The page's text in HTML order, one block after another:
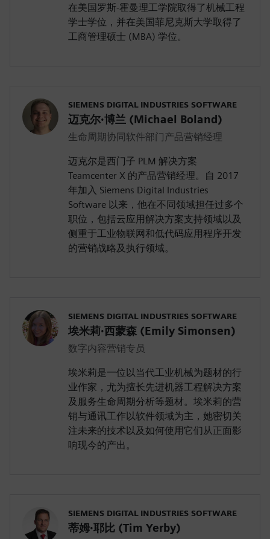
在美国罗斯-霍曼理工学院取得了机械工程
学士学位，并在美国菲尼克斯大学取得了
工商管理硕士 (MBA) 学位。
SIEMENS DIGITAL INDUSTRIES SOFTWARE
迈克尔·博兰 (Michael Boland)
生命周期协同软件部门产品营销经理
迈克尔是西门子 PLM 解决方案
Teamcenter X 的产品营销经理。自 2017
年加入 Siemens Digital Industries
Software 以来，他在不同领域担任过多个
职位，包括云应用解决方案支持领域以及
侧重于工业物联网和低代码应用程序开发
的营销战略及执行领域。
SIEMENS DIGITAL INDUSTRIES SOFTWARE
埃米莉·西蒙森 (Emily Simonsen)
数字内容营销专员
埃米莉是一位以当代工业机械为题材的行
业作家，尤为擅长先进机器工程解决方案
及服务生命周期分析等题材。埃米莉的营
销与通讯工作以软件领域为主，她密切关
注未来的技术以及如何使用它们从正面影
响现今的产出。
SIEMENS DIGITAL INDUSTRIES SOFTWARE
蒂姆·耶比 (Tim Yerby)